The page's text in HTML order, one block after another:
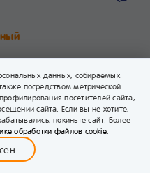
0
а уж как
ей равных. Мы уже
только
данных, собираемых
посредством метрической
посетителей сайта,
сайта. Если вы не хотите,
покиньте сайт. Более
обработки файлов cookie.